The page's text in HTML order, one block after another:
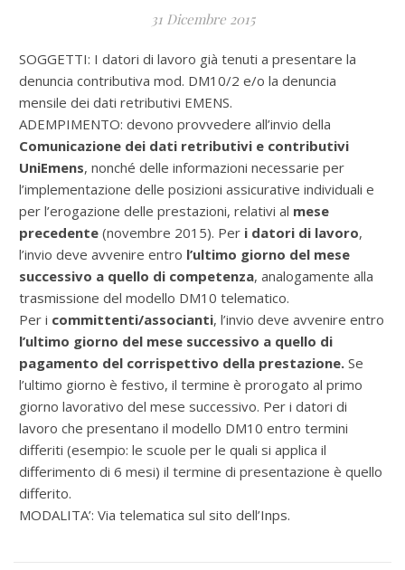
31 Dicembre 2015
SOGGETTI: I datori di lavoro già tenuti a presentare la
denuncia contributiva mod. DM10/2 e/o la denuncia
mensile dei dati retributivi EMENS.
ADEMPIMENTO: devono provvedere all’invio della
Comunicazione dei dati retributivi e contributivi
UniEmens, nonché delle informazioni necessarie per
l’implementazione delle posizioni assicurative individuali e
per l’erogazione delle prestazioni, relativi al mese
precedente (novembre 2015). Per i datori di lavoro,
l’invio deve avvenire entro l’ultimo giorno del mese
successivo a quello di competenza, analogamente alla
trasmissione del modello DM10 telematico.
Per i committenti/associanti, l’invio deve avvenire entro
l’ultimo giorno del mese successivo a quello di
pagamento del corrispettivo della prestazione. Se
l’ultimo giorno è festivo, il termine è prorogato al primo
giorno lavorativo del mese successivo. Per i datori di
lavoro che presentano il modello DM10 entro termini
differiti (esempio: le scuole per le quali si applica il
differimento di 6 mesi) il termine di presentazione è quello
differito.
MODALITA’: Via telematica sul sito dell’Inps.